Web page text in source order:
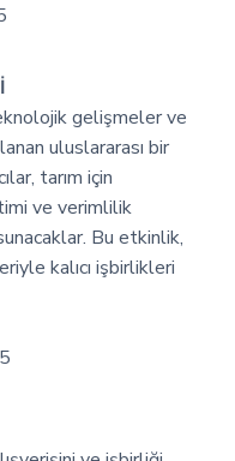
gelişmeler ve
uluslararası bir
tarım için
ve verimlilik
Bu etkinlik,
kalıcı işbirlikleri